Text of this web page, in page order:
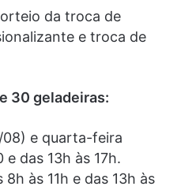
da troca de
e troca de
30 geladeiras:
e quarta-feira
das 13h às 17h.
às 11h e das 13h às